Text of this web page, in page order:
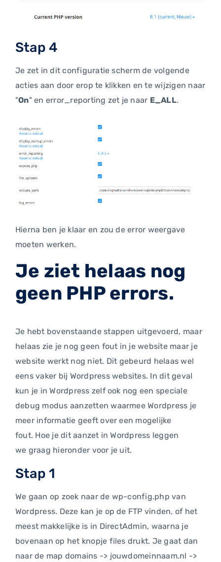
Stap 4
Je zet in dit configuratie scherm de volgende
acties aan door erop te klikken en te wijzigen naar
"On" en error_reporting zet je naar E_ALL.
Hierna ben je klaar en zou de error weergave
moeten werken.
Je ziet helaas nog
geen PHP errors.
Je hebt bovenstaande stappen uitgevoerd, maar
helaas zie je nog geen fout in je website maar je
website werkt nog niet. Dit gebeurd helaas wel
eens vaker bij Wordpress websites. In dit geval
kun je in Wordpress zelf ook nog een speciale
debug modus aanzetten waarmee Wordpress je
meer informatie geeft over een mogelijke
fout. Hoe je dit aanzet in Wordpress leggen
we graag hieronder voor je uit.
Stap 1
We gaan op zoek naar de wp-config.php van
Wordpress. Deze kan je op de FTP vinden, of het
meest makkelijke is in DirectAdmin, waarna je
bovenaan op het knopje files drukt. Je gaat dan
naar de map domains -> jouwdomeinnaam.nl ->